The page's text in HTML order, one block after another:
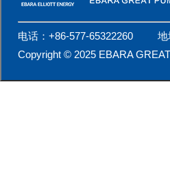
电话：+86-577-65322260 地
Copyright © 2025 EBARA